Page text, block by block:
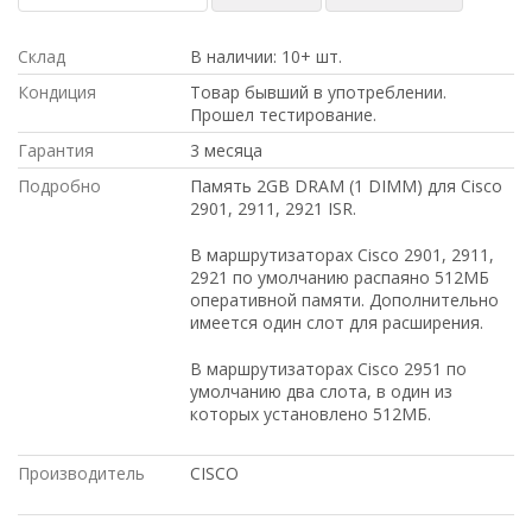
Склад
В наличии: 10+ шт.
Кондиция
Товар бывший в употреблении.
Прошел тестирование.
Гарантия
3 месяца
Подробно
Память 2GB DRAM (1 DIMM) для Cisco
2901, 2911, 2921 ISR.
В маршрутизаторах Cisco 2901, 2911,
2921 по умолчанию распаяно 512МБ
оперативной памяти. Дополнительно
имеется один слот для расширения.
В маршрутизаторах Cisco 2951 по
умолчанию два слота, в один из
которых установлено 512МБ.
Производитель CISCO